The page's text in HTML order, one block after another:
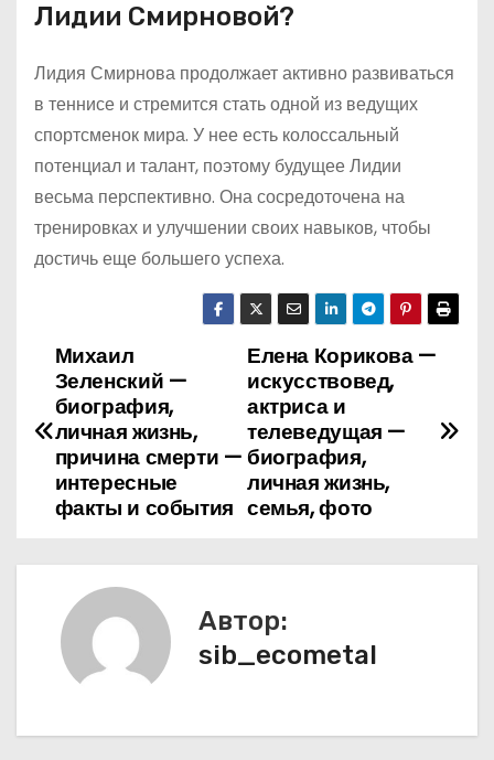
Лидии Смирновой?
Лидия Смирнова продолжает активно развиваться
в теннисе и стремится стать одной из ведущих
спортсменок мира. У нее есть колоссальный
потенциал и талант, поэтому будущее Лидии
весьма перспективно. Она сосредоточена на
тренировках и улучшении своих навыков, чтобы
достичь еще большего успеха.
Н
а
я
Елена Корикова —
искусствовед,
актриса и
телеведущая —
биография,
личная жизнь,
семья, фото
Михаил
Зеленский —
биография,
личная жизнь,
причина смерти —
интересные
факты и события
Автор:
sib_ecometal